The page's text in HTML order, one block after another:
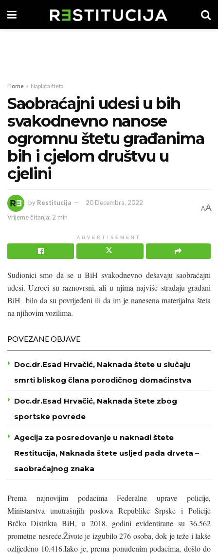
Home Naplata šteta
Saobraćajni udesi u bih
svakodnevno nanose
ogromnu štetu građanima
bih i cjelom društvu u
cjelini
by Restitucija
20 Decembra, 2022
Vrijeme čitanja: 2 min
AA
ADVERTISEMENT
Sudionici smo da se u BiH svakodnevno dešavaju saobraćajni
udesi. Uzroci su raznovrsni, ali u njima najviše stradaju građani
BiH bilo da su povrijeđeni ili da im je nanesena materijalna šteta
na njihovim vozilima.
POVEZANE OBJAVE
Doc.dr.Esad Hrvačić, Naknada štete u slučaju
smrti bliskog člana porodičnog domaćinstva
Doc.dr.Esad Hrvačić, Naknada štete zbog
sportske povrede
Agecija za posredovanje u naknadi štete
Restitucija, Naknada štete usljed pada drveta –
saobraćajnog znaka
Prema najnovijim podacima Federalne uprave policije,
Ministarstva unutrašnjih poslova Republike Srpske i Policije
Brčko Distrikta BiH, u 2018. godini evidentirane su 36.562
prometne nesreće.Živote je izgubilo 276 osoba, dok je teže i lakše
ozlijeđeno 10.416.Iako je, prema ponuđenim podacima, došlo do